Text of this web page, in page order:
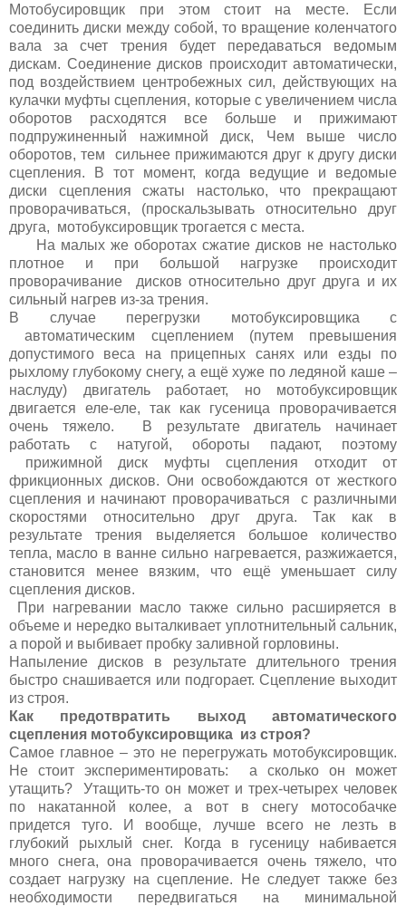
Мотобусировщик при этом стоит на месте. Если
соединить диски между собой, то вращение коленчатого
вала за счет трения будет передаваться ведомым
дискам. Соединение дисков происходит автоматически,
под воздействием центробежных сил, действующих на
кулачки муфты сцепления, которые с увеличением числа
оборотов расходятся все больше и прижимают
подпружиненный нажимной диск, Чем выше число
оборотов, тем сильнее прижимаются друг к другу диски
сцепления. В тот момент, когда ведущие и ведомые
диски сцепления сжаты настолько, что прекращают
проворачиваться, (проскальзывать относительно друг
друга, мотобуксировщик трогается с места.
На малых же оборотах сжатие дисков не настолько
плотное и при большой нагрузке происходит
проворачивание дисков относительно друг друга и их
сильный нагрев из-за трения.
В случае перегрузки мотобуксировщика с
автоматическим сцеплением (путем превышения
допустимого веса на прицепных санях или езды по
рыхлому глубокому снегу, а ещё хуже по ледяной каше –
наслуду) двигатель работает, но мотобуксировщик
двигается еле-еле, так как гусеница проворачивается
очень тяжело. В результате двигатель начинает
работать с натугой, обороты падают, поэтому
прижимной диск муфты сцепления отходит от
фрикционных дисков. Они освобождаются от жесткого
сцепления и начинают проворачиваться с различными
скоростями относительно друг друга. Так как в
результате трения выделяется большое количество
тепла, масло в ванне сильно нагревается, разжижается,
становится менее вязким, что ещё уменьшает силу
сцепления дисков.
При нагревании масло также сильно расширяется в
объеме и нередко выталкивает уплотнительный сальник,
а порой и выбивает пробку заливной горловины.
Напыление дисков в результате длительного трения
быстро снашивается или подгорает. Сцепление выходит
из строя.
Как предотвратить выход автоматического
сцепления мотобуксировщика из строя?
Самое главное – это не перегружать мотобуксировщик.
Не стоит экспериментировать: а сколько он может
утащить? Утащить-то он может и трех-четырех человек
по накатанной колее, а вот в снегу мотособачке
придется туго. И вообще, лучше всего не лезть в
глубокий рыхлый снег. Когда в гусеницу набивается
много снега, она проворачивается очень тяжело, что
создает нагрузку на сцепление. Не следует также без
необходимости передвигаться на минимальной